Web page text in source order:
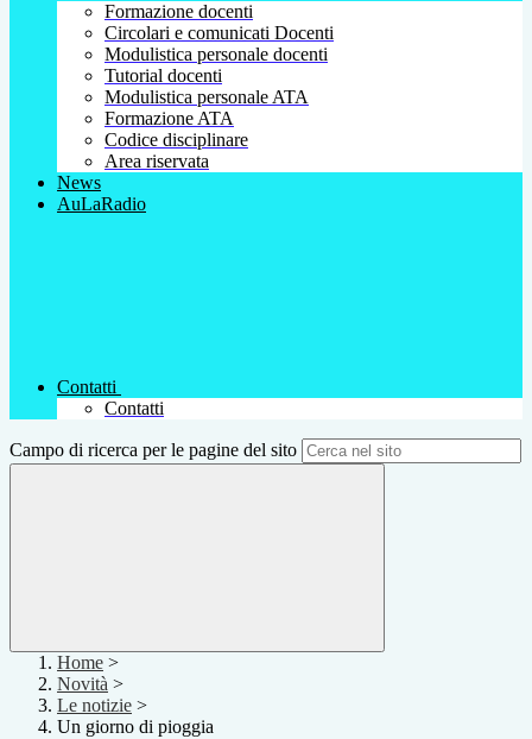
Formazione docenti
Circolari e comunicati Docenti
Modulistica personale docenti
Tutorial docenti
Modulistica personale ATA
Formazione ATA
Codice disciplinare
Area riservata
News
AuLaRadio
Contatti
Contatti
Campo di ricerca per le pagine del sito
Home >
Novità >
Le notizie >
Un giorno di pioggia